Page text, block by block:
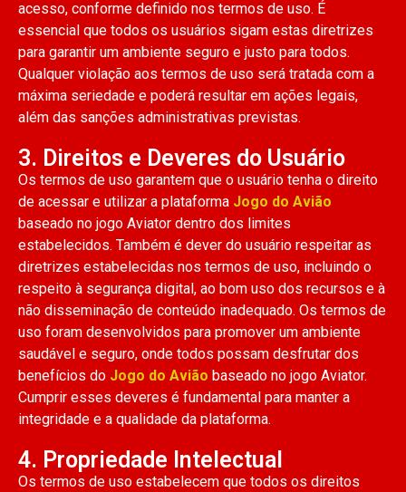
acesso, conforme definido nos termos de uso. É
essencial que todos os usuários sigam estas diretrizes
para garantir um ambiente seguro e justo para todos.
Qualquer violação aos termos de uso será tratada com a
máxima seriedade e poderá resultar em ações legais,
além das sanções administrativas previstas.
3. Direitos e Deveres do Usuário
Os termos de uso garantem que o usuário tenha o direito
de acessar e utilizar a plataforma Jogo do Avião
baseado no jogo Aviator dentro dos limites
estabelecidos. Também é dever do usuário respeitar as
diretrizes estabelecidas nos termos de uso, incluindo o
respeito à segurança digital, ao bom uso dos recursos e à
não disseminação de conteúdo inadequado. Os termos de
uso foram desenvolvidos para promover um ambiente
saudável e seguro, onde todos possam desfrutar dos
benefícios do Jogo do Avião baseado no jogo Aviator.
Cumprir esses deveres é fundamental para manter a
integridade e a qualidade da plataforma.
4. Propriedade Intelectual
Os termos de uso estabelecem que todos os direitos